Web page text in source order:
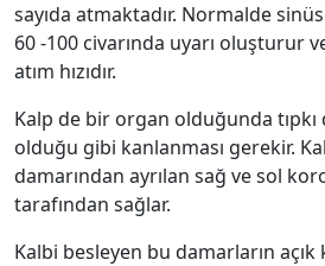
sayıda atmaktadır. Normalde
60 -100 civarında uyarı oluşturur
atım hızıdır.
Kalp de bir organ olduğunda
olduğu gibi kanlanması gerekir.
damarından ayrılan sağ ve sol
tarafından sağlar.
Kalbi besleyen bu damarların açık